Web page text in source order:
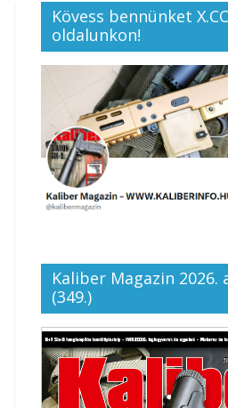
Kövess bennünket
oldalunkon!
Kaliber Magazin 2026.
(349.)